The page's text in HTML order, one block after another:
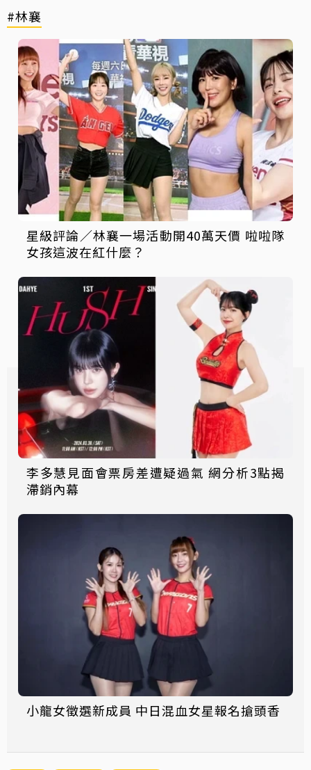
#林襄
星級評論／林襄一場活動開40萬天價 啦啦隊
女孩這波在紅什麼？
李多慧見面會票房差遭疑過氣 網分析3點揭
滯銷內幕
小龍女徵選新成員 中日混血女星報名搶頭香